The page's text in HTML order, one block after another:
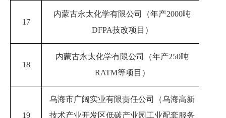
17
内蒙古永太化学有限公司（年产2000吨
DFPA技改项目 ）
18
内蒙古永太化学有限公司（年产250吨
RATM等项目 ）
19
乌海市广阔实业有限责任公司（乌海高新
技术产业开发区低碳产业园工业配套服务